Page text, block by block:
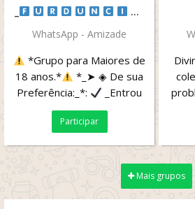
WhatsApp - Amizade
*Grupo para Maiores de
18 anos.*
*_➤ ◈ De sua
Preferência:_*:
_Entrou
No Grupo SE Quiser se...
Participar
do
Mais grupos